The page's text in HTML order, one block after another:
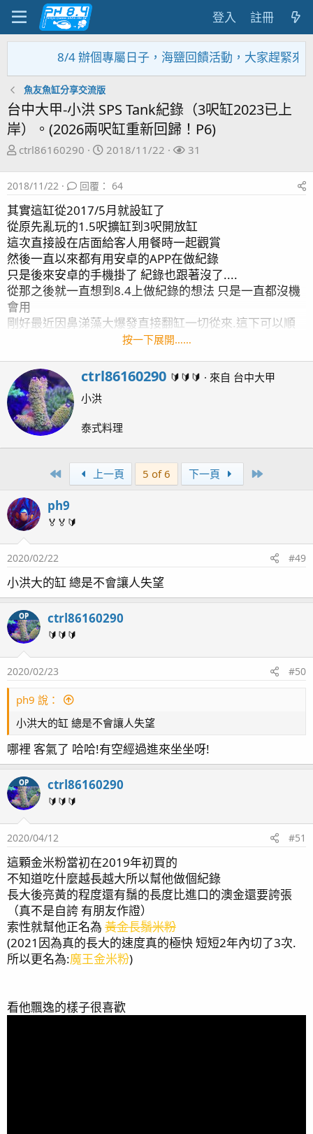
登入 註冊
個專屬日子，海鹽回饋活動，大家趕緊來參加~~~~~
魚友魚缸分享交流版
台中大甲-小洪 SPS Tank紀錄（3呎缸2023已上
岸）。(2026兩呎缸重新回歸！P6)
主
起
人
ctrl86160290
開
期
2018/11/22
關
31
2018/11/22 回覆： 64
其實這缸從2017/5月就設缸了
從原先亂玩的1.5呎擴缸到3呎開放缸
這次直接設在店面給客人用餐時一起觀賞
然後一直以來都有用安卓的APP在做紀錄
只是後來安卓的手機掛了 紀錄也跟著沒了....
從那之後就一直想到8.4上做紀錄的想法 只是一直都沒機
會用
剛好最近因鼻涕藻大爆發直接翻缸一切從來.這下可以順
魚缸資訊:
主缸:90*60*50 10mm 背娃娃溢流開放缸
底缸:75*45*40 5mm
系統:AF----->KZ+AF
主馬
CP-10000
蛋白:BM A9
燈具
IY燈箱 AI26+T5*6------->420+450+470 30W集成
LED *7顆+T5*6->T5*4+LED30W*11顆
造浪:SW8*3----->OW25*3----->OW25*1+ZOOX8000*2-
>OW25*1+中科20000*2
沸石桶:紅海星Z-100
冷水機:分離式冷水機
其他:KHG ，澳多智慧型自動換水機
在這邊也要感謝海線瓜哥、俊良哥以及
友不吝嗇的指導、幫忙才能好好的繼續養
希望翻缸後可以繼續鼻涕藻爆發前的狀態就很滿足了
然後因為沒有TG5相機 大部分只能用手機+濾鏡或者
SONY QX10拍，或許會有點傷眼就先說抱歉囉
2020/3/11
按一下展開……
W
i
t
e
n
b
y
ctrl86160290 🔰🔰🔰 · 來自 台中大甲
小洪
泰式料理
First 上一頁 5 of 6 下一頁
ph9
🏅🏅🔰
2020/02/22 #49
小洪大的缸 總是不會讓人失望
OP ctrl86160290
🔰🔰🔰
2020/02/23 #50
ph9 說：
小洪大的缸 總是不會讓人失望
哪裡 客氣了 哈哈!有空經過進來坐坐呀!
OP ctrl86160290
🔰🔰🔰
2020/04/12 #51
這顆金米粉當初在2019年初買的
不知道吃什麼越長越大所以幫他做個紀錄
長大後亮黃的程度還有鬚的長度比進口的澳金還要誇張
（真不是自誇 有朋友作證）
索性就幫他正名為 黃金長鬚米粉
(2021因為真的長大的速度真的極快 短短2年內切了3次.
所以更名為:魔王金米粉)
看他飄逸的樣子很喜歡